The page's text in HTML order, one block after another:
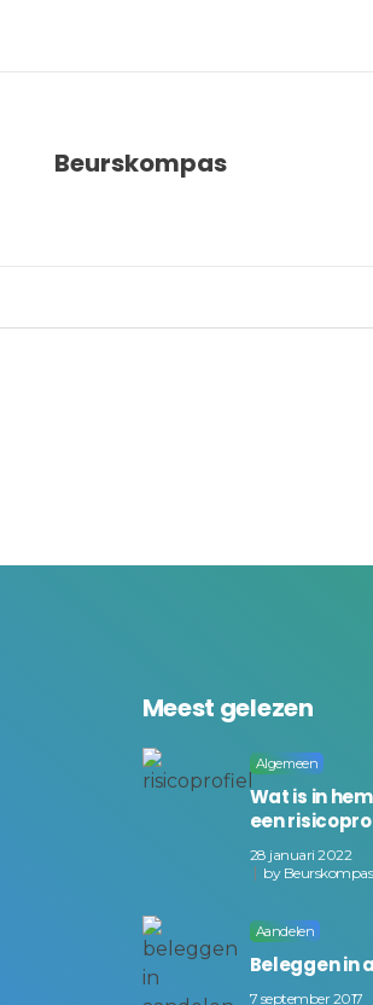
Beurskompas
Meest gelezen
Algemeen
Wat is in
een
28 januari 2022
by Beurskompas
Aandelen
Beleggen in
7 september 2017